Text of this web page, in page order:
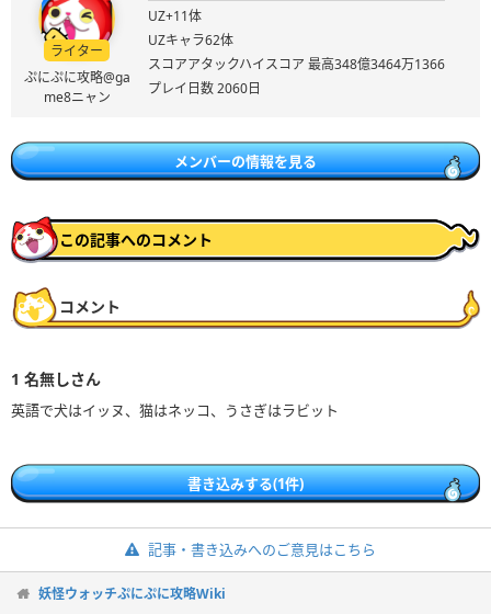
ライター
ぷにぷに攻略@ga
me8ニャン
UZ+11体
UZキャラ62体
スコアアタックハイスコア 最高348億3464万1366
プレイ日数 2060日
メンバーの情報を見る
この記事へのコメント
コメント
1 名無しさん
英語で犬はイッヌ、猫はネッコ、うさぎはラビット
書き込みする(1件)
記事・書き込みへのご意見はこちら
妖怪ウォッチぷにぷに攻略Wiki